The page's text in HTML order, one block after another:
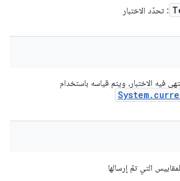
: تحدّد الاختبار
فيه الاختبار، ويتم قياسه باستخدام
System.
التي تمّ إرسالها